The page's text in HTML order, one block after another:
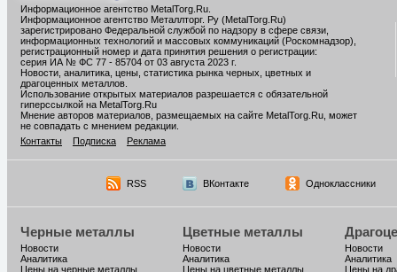
Информационное агентство MetalTorg.Ru
Информационное агентство Металлторг. Ру (MetalTorg.Ru)
зарегистрировано Федеральной службой по надзору в сфере связи,
информационных технологий и массовых коммуникаций (Роскомнадзор),
регистрационный номер и дата принятия решения о регистрации:
серия ИА № ФС 77 - 85704 от 03 августа 2023 г.
Новости, аналитика, цены, статистика рынка черных, цветных и
драгоценных металлов.
Использование открытых материалов разрешается с обязательной
гиперссылкой на MetalTorg.Ru
Мнение авторов материалов, размещаемых на сайте MetalTorg.Ru, может
не совпадать с мнением редакции.
Контакты
Подписка Реклама
RSS ВКонтакте Одноклассники
Черные металлы
Новости
Аналитика
Цены на черные металлы
Цветные металлы
Новости
Аналитика
Цены на цветные металлы
Новости
Аналитика
Цены на